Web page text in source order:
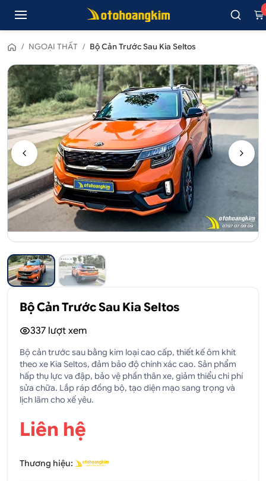
/ NGOẠI THẤT / Bộ Cản Trước Sau Kia Seltos
Bộ Cản Trước Sau Kia Seltos
337 lượt xem
Bộ cản trước sau bằng kim loại cao cấp, thiết kế ôm khít
theo xe Kia Seltos, đảm bảo độ chính xác cao. Sản phẩm
hấp thụ lực va đập, bảo vệ phần thân xe, giảm thiểu chi phí
sửa chữa. Lắp ráp đồng bộ, tạo diện mạo sang trọng và
lịch lãm cho xế yêu.
Liên hệ
Thương hiệu: